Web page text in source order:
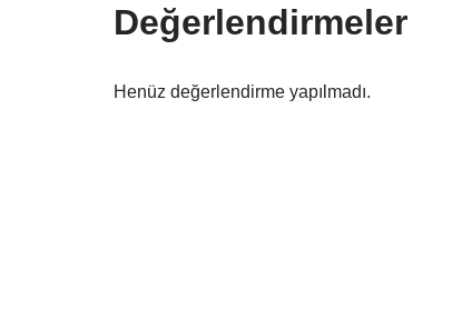
Değerlendirmeler
Henüz değerlendirme yapılmadı.